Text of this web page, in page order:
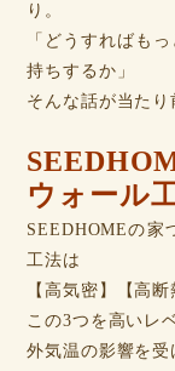
り。
「どうすればも
持ちするか」
そんな話が当た
ウォール
SEEDHOMEの家
工法は
【高気密】【高断
この3つを高いレ
外気温の影響を受